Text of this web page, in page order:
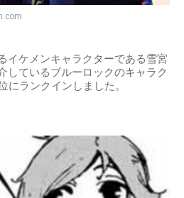
イケメンキャラクターである雪宮
しているブルーロックのキャラク
にランクインしました。